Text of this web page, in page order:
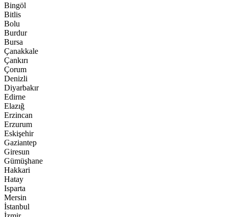
Bingöl
Bitlis
Bolu
Burdur
Bursa
Çanakkale
Çankırı
Çorum
Denizli
Diyarbakır
Edirne
Elazığ
Erzincan
Erzurum
Eskişehir
Gaziantep
Giresun
Gümüşhane
Hakkari
Hatay
Isparta
Mersin
İstanbul